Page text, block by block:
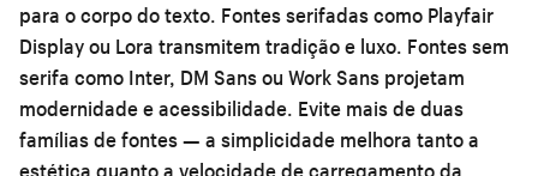
para o corpo do texto. Fontes serifadas como Playfair
Display ou Lora transmitem tradição e luxo. Fontes sem
serifa como Inter, DM Sans ou Work Sans projetam
modernidade e acessibilidade. Evite mais de duas
famílias de fontes — a simplicidade melhora tanto a
estética quanto a velocidade de carregamento da